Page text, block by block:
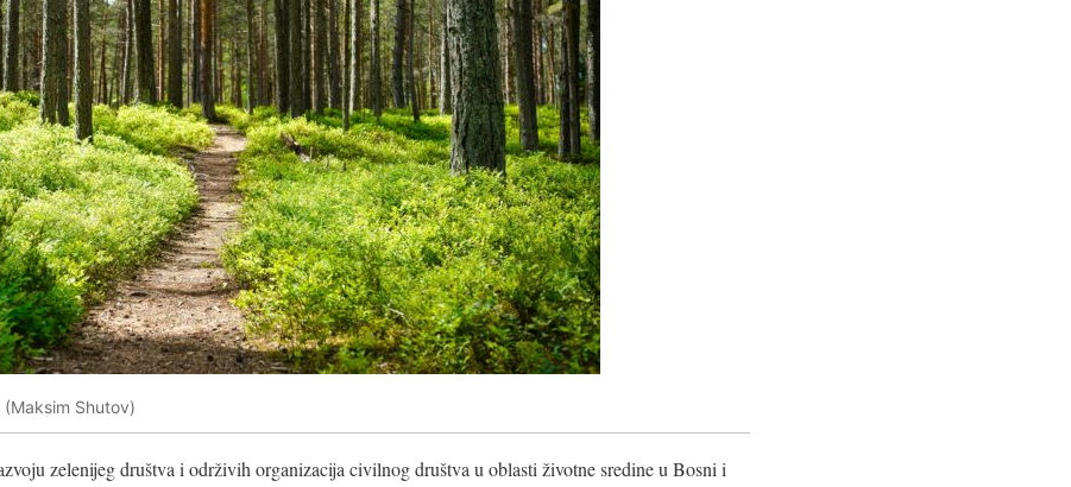
Shutov)
zelenijeg društva i održivih organizacija civilnog društva u oblasti životne sredine u Bosni i